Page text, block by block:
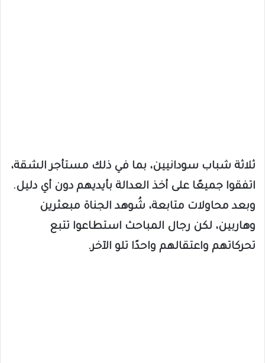
ثلاثة شباب سودانيين، بما في ذلك مستأجر الشقة،
اتفقوا جميعًا على أخذ العدالة بأيديهم دون أي دليل.
وبعد محاولات متابعة، شُوهد الجناة مبعثرين
وهاربين، لكن رجال المباحث استطاعوا تتبع
تحركاتهم واعتقالهم واحدًا تلو الآخر.